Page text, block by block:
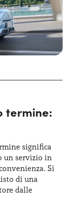
termine:
significa
un servizio in
Si
di una
dalle